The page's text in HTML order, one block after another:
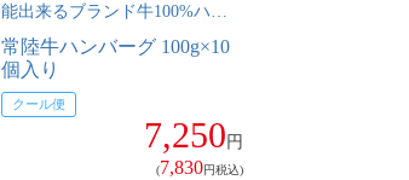
能出来るブランド牛100%ハン
バーグ
常陸牛ハンバーグ 100g×10
個入り
クール便
7,250 円
(7,830円税込)